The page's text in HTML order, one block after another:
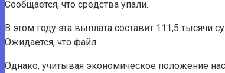
Сообщается, что средства упали.
В этом году эта выплата составит 111,5 тысячи
Ожидается, что файл.
Однако, учитывая экономическое положение